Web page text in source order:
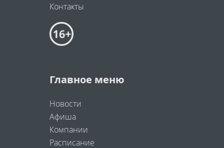
Контакты
Главное меню
Новости
Афиша
Компании
Расписание